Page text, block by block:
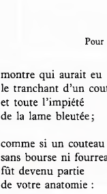
Pour
montre  qui  aurait  eu
le  tranchant  d’un
et  toute  l’impiété
de  la  lame  bleutée;
comme  si  un  couteau
sans  bourse  ni
fût  devenu  partie
de  votre  anatomie  :